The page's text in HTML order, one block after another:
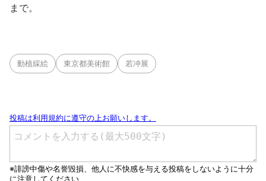
まで。
動植綵絵 東京都美術館 若冲展